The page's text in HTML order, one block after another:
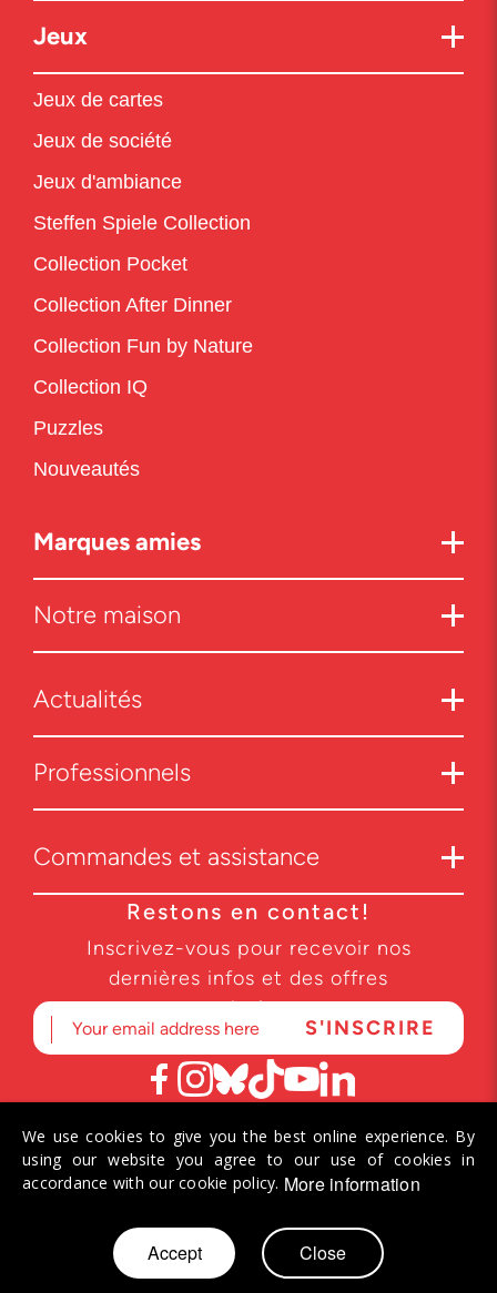
Mon panier
Jeux
Jeux de cartes
Jeux de société
Jeux d'ambiance
Steffen Spiele Collection
Collection Pocket
Collection After Dinner
Collection Fun by Nature
Collection IQ
Puzzles
Nouveautés
Marques amies
Notre maison
Actualités
Professionnels
Commandes et assistance
Restons en contact!
Inscrivez-vous pour recevoir nos
dernières infos et des offres
exclusives.
© 2026 Helvetiq SA. Tous droits réservés.
We use cookies to give you the best online experience. By
using our website you agree to our use of cookies in
accordance with our cookie policy. More information
Accept Close